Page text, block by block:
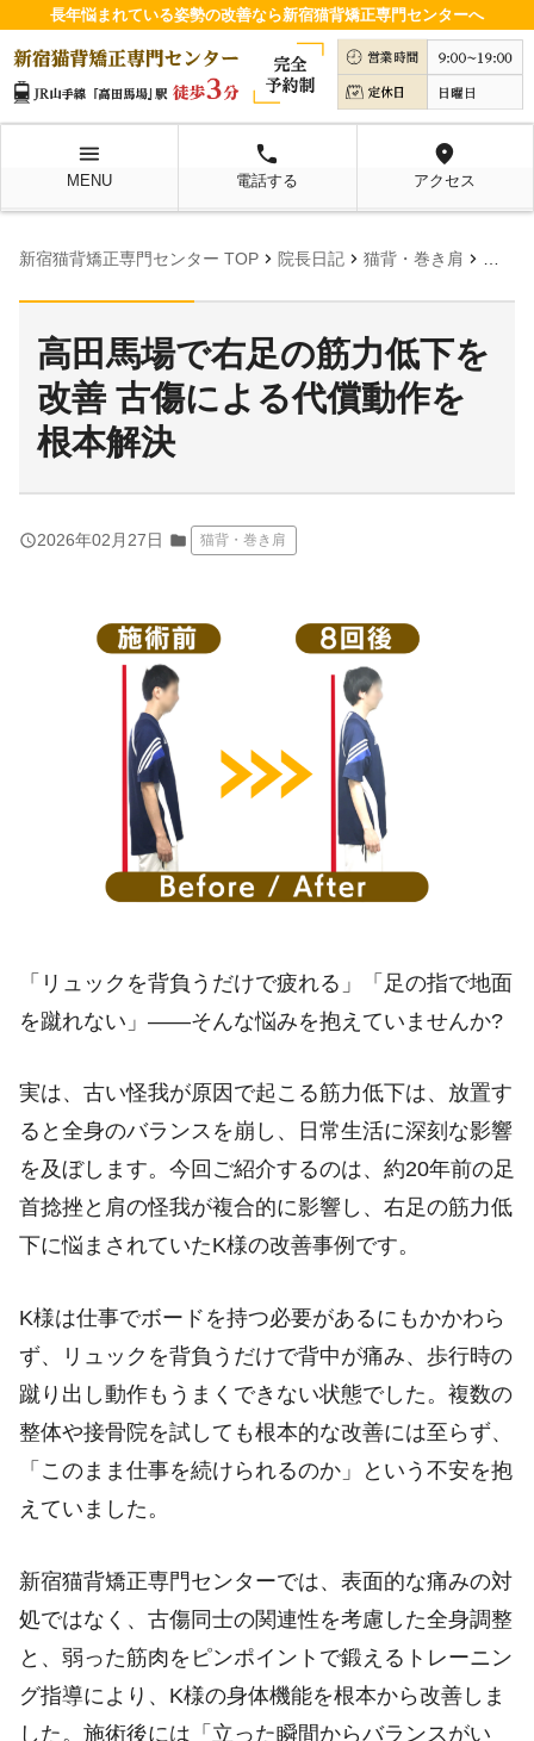
長年悩まれている姿勢の改善なら新宿猫背矯正専門センターへ
menu
MENU
local_phone
電話する
location_on
アクセス
新宿猫背矯正専門センター TOP chevron_right 院長日記 chevron_right 猫背・巻き肩 chevron_right
高田馬場で右足の筋力低下を
改善 古傷による代償動作を
根本解決
query_builder2026年02月27日 folder 猫背・巻き肩
「リュックを背負うだけで疲れる」「足の指で地面
を蹴れない」――そんな悩みを抱えていませんか?
実は、古い怪我が原因で起こる筋力低下は、放置す
ると全身のバランスを崩し、日常生活に深刻な影響
を及ぼします。今回ご紹介するのは、約20年前の足
首捻挫と肩の怪我が複合的に影響し、右足の筋力低
下に悩まされていたK様の改善事例です。
K様は仕事でボードを持つ必要があるにもかかわら
ず、リュックを背負うだけで背中が痛み、歩行時の
蹴り出し動作もうまくできない状態でした。複数の
整体や接骨院を試しても根本的な改善には至らず、
「このまま仕事を続けられるのか」という不安を抱
えていました。
新宿猫背矯正専門センターでは、表面的な痛みの対
処ではなく、古傷同士の関連性を考慮した全身調整
と、弱った筋肉をピンポイントで鍛えるトレーニン
グ指導により、K様の身体機能を根本から改善しま
した。施術後には「立った瞬間からバランスがい